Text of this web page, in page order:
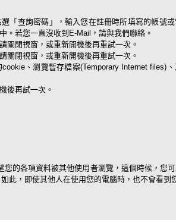
「查詢密碼」，輸入您在註冊時所填寫的帳號
。若您一直沒收到E-Mail，請與我們聯絡。
關閉視窗，或重新開機後再重試一次。
關閉視窗，或重新開機後再重試一次。
、瀏覽暫存檔案(Temporary Internet files)
後再試一次。
的各項資料被其他使用者瀏覽，這個時候，您
此，即使其他人在使用您的電腦時，也不會看到